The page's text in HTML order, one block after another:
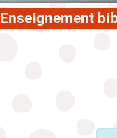
Enseignement